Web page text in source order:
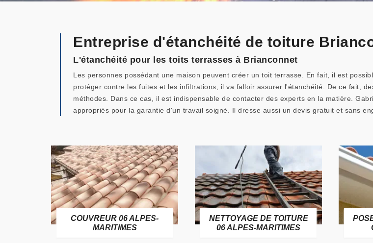
Entreprise d'étanchéité de toiture
L'étanchéité pour les toits terrasses à Brianconnet
Les personnes possédant une maison peuvent créer un toit terrasse. En fait, il est
protéger contre les fuites et les infiltrations, il va falloir assurer l'étanchéité. De ce fait,
méthodes. Dans ce cas, il est indispensable de contacter des experts en la matière.
appropriés pour la garantie d'un travail soigné. Il dresse aussi un devis gratuit et sans
COUVREUR 06 ALPES-
MARITIMES
NETTOYAGE DE TOITURE
06 ALPES-MARITIMES